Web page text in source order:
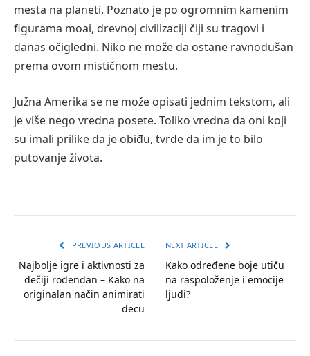
mesta na planeti. Poznato je po ogromnim kamenim
figurama moai, drevnoj civilizaciji čiji su tragovi i
danas očigledni. Niko ne može da ostane ravnodušan
prema ovom mističnom mestu.
Južna Amerika se ne može opisati jednim tekstom, ali
je više nego vredna posete. Toliko vredna da oni koji
su imali prilike da je obiđu, tvrde da im je to bilo
putovanje života.
PREVIOUS ARTICLE
Najbolje igre i aktivnosti za
dečiji rođendan – Kako na
originalan način animirati
decu
NEXT ARTICLE
Kako određene boje utiču
na raspoloženje i emocije
ljudi?